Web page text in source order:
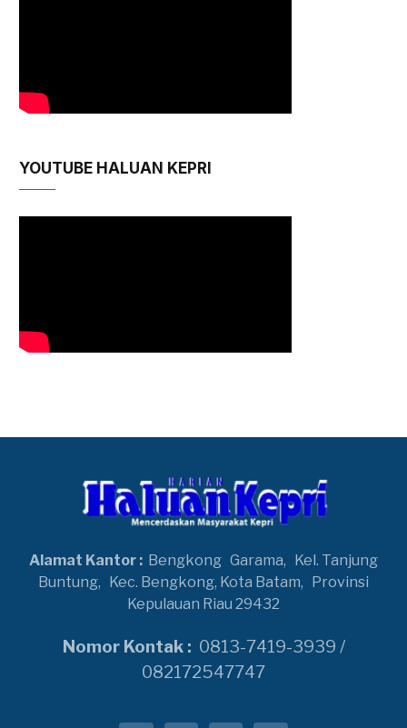
YOUTUBE HALUAN KEPRI
Alamat Kantor : Bengkong Garama, Kel. Tanjung
Buntung, Kec. Bengkong, Kota Batam, Provinsi
Kepulauan Riau 29432
Nomor Kontak : 0813-7419-3939 /
082172547747